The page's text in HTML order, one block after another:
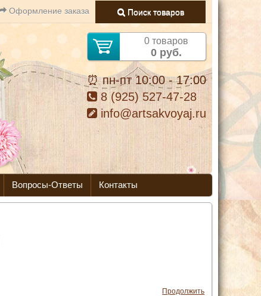
Оформление заказа Поиск товаров
0 товаров
0 руб.
⏰ пн-пт 10:00 - 17:00
8 (925) 527-47-28
info@artsakvoyaj.ru
Вопросы-Ответы Контакты
Продолжить